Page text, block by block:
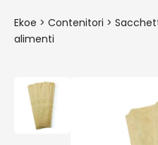
Ekoe > Contenitori >
alimenti